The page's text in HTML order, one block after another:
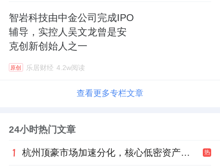
智岩科技由中金公司完成IPO
辅导，实控人吴文龙曾是安
克创新创始人之一
原创 乐居财经 4.2w阅读
查看更多专栏文章
24小时热门文章
杭州顶豪市场加速分化，核心低密资产迎来价值兑现 热